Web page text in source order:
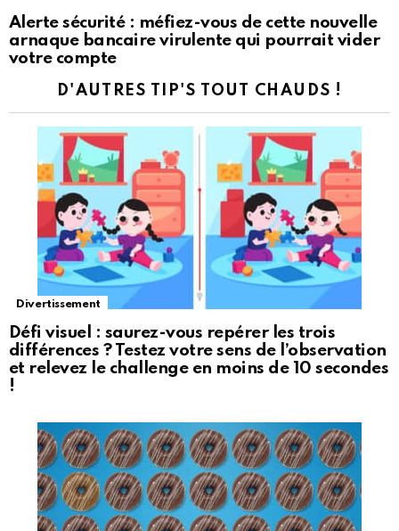
Alerte sécurité : méfiez-vous de cette nouvelle
arnaque bancaire virulente qui pourrait vider
votre compte
D'AUTRES TIP'S TOUT CHAUDS !
Divertissement
Défi visuel : saurez-vous repérer les trois
différences ? Testez votre sens de l’observation
et relevez le challenge en moins de 10 secondes
!